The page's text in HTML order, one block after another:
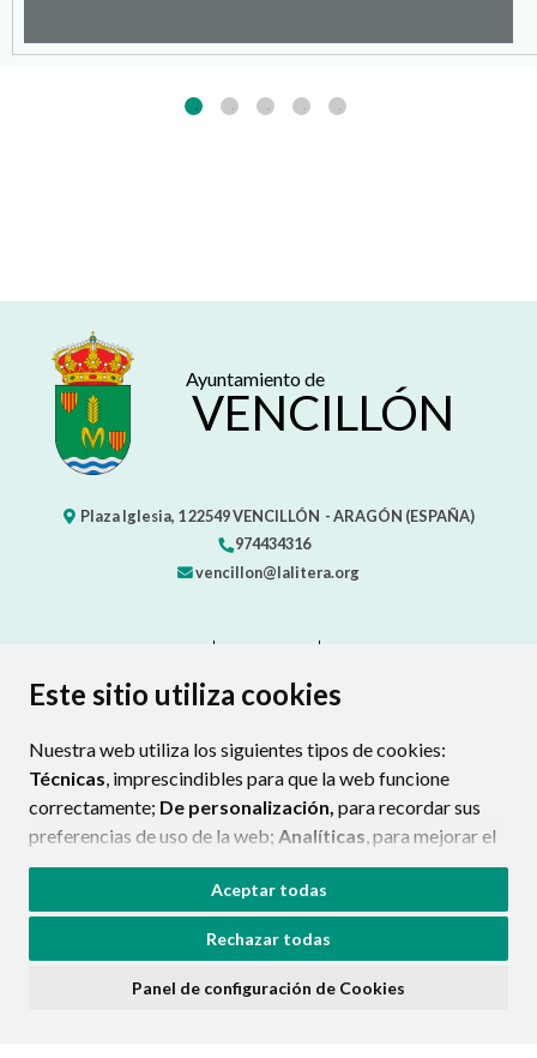
Este sitio utiliza cookies
Nuestra web utiliza los siguientes tipos de cookies:
Técnicas, imprescindibles para que la web funcione
correctamente; De personalización, para recordar sus
preferencias de uso de la web; Analíticas, para mejorar el
funcionamiento de la web y sus servicios.
Si acepta pulsando el botón“Aceptar todas”
consideramos que acepta su uso. Si pulsa el botón
ninguna acción, se guardarán las cookies técnicas
Aceptar todas
Rechazar todas
Panel de configuración de Cookies
Ayuntamiento de
VENCILLÓN
974434316
vencillon@lalitera.org
CONTACTO MAPA WEB
AVISO LEGAL
PROTECCIÓN DE DATOS
ACCESIBILIDAD
POLÍTICA DE COOKIES
ENLACE EXTERNO AL